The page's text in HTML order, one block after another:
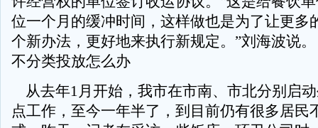
位一个月的缓冲时间，这样做也是为了让更多
个新办法，更好地来执行新规定。”刘海波说
不分类投放怎么办
从去年1月开始，我市在市南、市北分别启
点工作，至今一年半了，到目前仍有很多居民